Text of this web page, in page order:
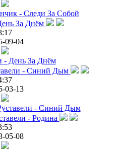
- Следи За Собой
09-04
- День За Днём
03-13
- Синий Дым
05-08